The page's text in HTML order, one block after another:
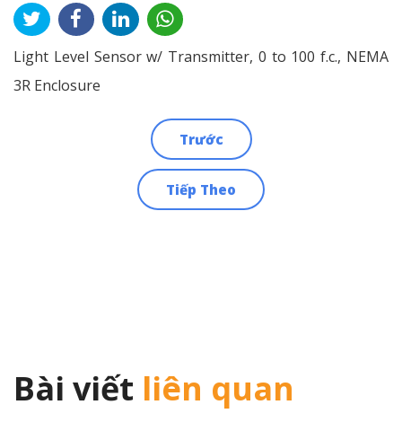
Light Level Sensor w/ Transmitter, 0 to 100 f.c., NEMA
3R Enclosure
Trước
Tiếp Theo
Bài viết liên quan